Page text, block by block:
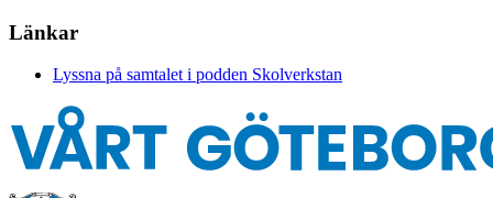
Länkar
Lyssna på samtalet i podden Skolverkstan